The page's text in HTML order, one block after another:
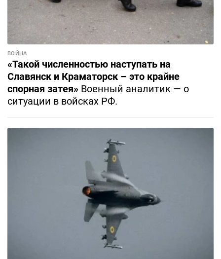
ВОЙНА
«Такой численностью наступать на
Славянск и Краматорск – это крайне
спорная затея» Военный аналитик — о
ситуации в войсках РФ.